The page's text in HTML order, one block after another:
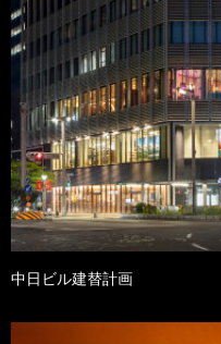
中日ビル建替計画